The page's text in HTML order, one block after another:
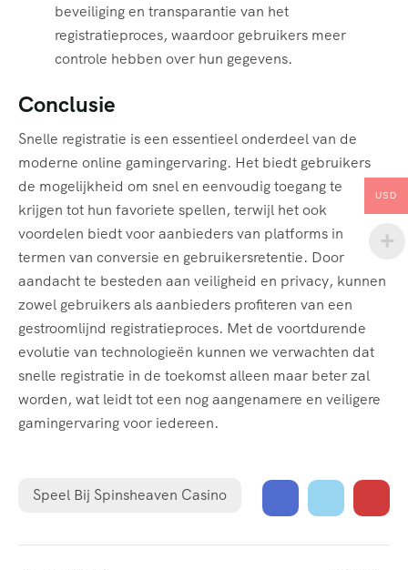
beveiliging en transparantie van het
registratieproces, waardoor gebruikers meer
controle hebben over hun gegevens.
Conclusie
Snelle registratie is een essentieel onderdeel van de
moderne online gamingervaring. Het biedt gebruikers
de mogelijkheid om snel en eenvoudig toegang te
krijgen tot hun favoriete spellen, terwijl het ook
voordelen biedt voor aanbieders van platforms in
termen van conversie en gebruikersretentie. Door
aandacht te besteden aan veiligheid en privacy, kunnen
zowel gebruikers als aanbieders profiteren van een
gestroomlijnd registratieproces. Met de voortdurende
evolutie van technologieën kunnen we verwachten dat
snelle registratie in de toekomst alleen maar beter zal
worden, wat leidt tot een nog aangenamere en veiligere
gamingervaring voor iedereen.
Speel Bij Spinsheaven Casino
USD